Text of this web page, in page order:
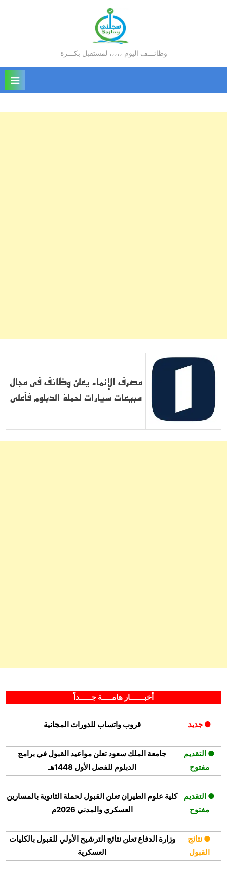
سجلني
وظائـــف اليوم ،،،،، لمستقبل بكـــرة
مصرف الإنماء يعلن وظائف في مجال
مبيعات سيارات لحملة الدبلوم فأعلى
مصرف
الإنماء
يعلن
مجال
الدبلوم
أخبـــــــار هامـــــة جــــــداً
● جديد قروب واتساب للدورات المجانية
● التقديم
مفتوح
جامعة الملك سعود تعلن مواعيد القبول في برامج
الدبلوم للفصل الأول 1448هـ
● التقديم
مفتوح
كلية علوم الطيران تعلن القبول لحملة الثانوية بالمسارين
العسكري والمدني 2026م
● نتائج
القبول
وزارة الدفاع تعلن نتائج الترشيح الأولي للقبول بالكليات
العسكرية